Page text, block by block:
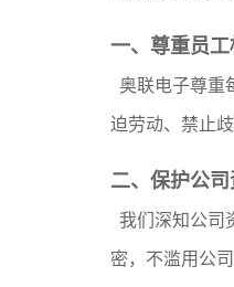
一、尊重员工
奥联电子尊重
迫劳动、禁止
二、保护公
我们深知公司
密，不滥用公